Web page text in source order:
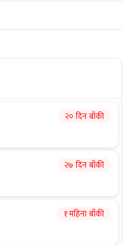
२० दिन बाँकी
२७ दिन बाँकी
१ महिना बाँकी